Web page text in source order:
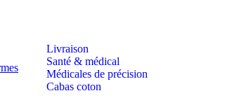
Livraison
Santé & médical
Médicales de précision
Cabas coton